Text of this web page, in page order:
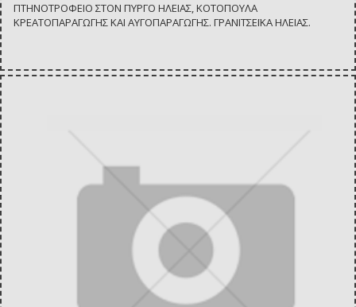
ΠΤΗΝΟΤΡΟΦΕΙΟ ΣΤΟΝ ΠΥΡΓΟ ΗΛΕΙΑΣ, ΚΟΤΟΠΟΥΛΑ
ΚΡΕΑΤΟΠΑΡΑΓΩΓΗΣ ΚΑΙ ΑΥΓΟΠΑΡΑΓΩΓΗΣ. ΓΡΑΝΙΤΣΕΪΚΑ ΗΛΕΙΑΣ.